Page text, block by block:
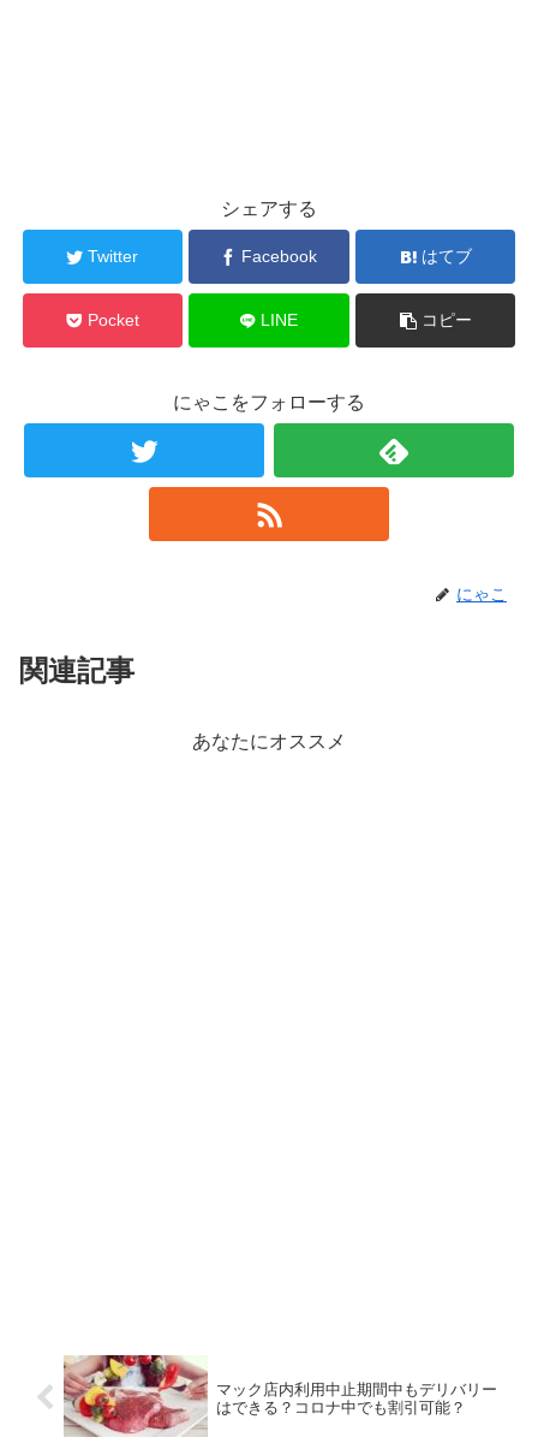
シェアする
Twitter Facebook はてブ
Pocket LINE コピー
にゃこをフォローする
にゃこ
関連記事
あなたにオススメ
マック店内利用中止期間中もデリバリー
はできる？コロナ中でも割引可能？